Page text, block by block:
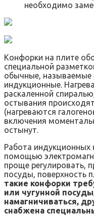
необходимо
Конфорки на плите
специальной
обычные, называемые
индукционные.
раскаленной
остывания
(нагреваются
включения
остынут.
Работа индукционных
помощью
проще регулировать,
посуды, поверхность
такие конфорки
или чугунной
намагничиваться,
снабжена